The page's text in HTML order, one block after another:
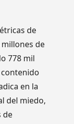
de
de
778 mil
en la
del miedo,
de